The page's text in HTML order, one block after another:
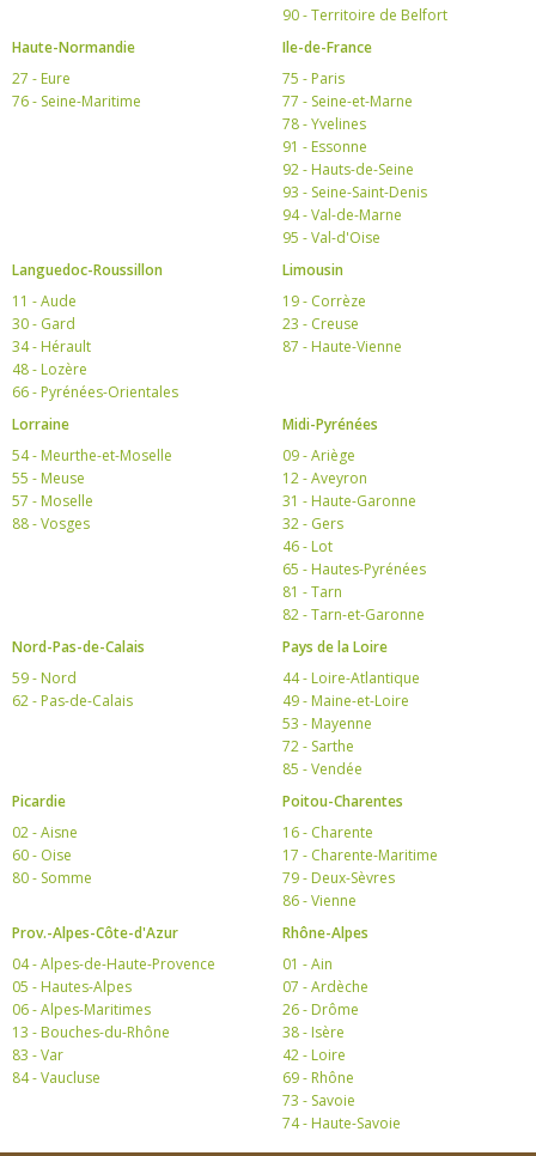
90 - Territoire de Belfort
Haute-Normandie
27 - Eure
76 - Seine-Maritime
Ile-de-France
75 - Paris
77 - Seine-et-Marne
78 - Yvelines
91 - Essonne
92 - Hauts-de-Seine
93 - Seine-Saint-Denis
94 - Val-de-Marne
95 - Val-d'Oise
Languedoc-Roussillon
11 - Aude
30 - Gard
34 - Hérault
48 - Lozère
66 - Pyrénées-Orientales
Limousin
19 - Corrèze
23 - Creuse
87 - Haute-Vienne
Lorraine
54 - Meurthe-et-Moselle
55 - Meuse
57 - Moselle
88 - Vosges
Midi-Pyrénées
09 - Ariège
12 - Aveyron
31 - Haute-Garonne
32 - Gers
46 - Lot
65 - Hautes-Pyrénées
81 - Tarn
82 - Tarn-et-Garonne
Nord-Pas-de-Calais
59 - Nord
62 - Pas-de-Calais
Pays de la Loire
44 - Loire-Atlantique
49 - Maine-et-Loire
53 - Mayenne
72 - Sarthe
85 - Vendée
Picardie
02 - Aisne
60 - Oise
80 - Somme
Poitou-Charentes
16 - Charente
17 - Charente-Maritime
79 - Deux-Sèvres
86 - Vienne
Prov.-Alpes-Côte-d'Azur
04 - Alpes-de-Haute-Provence
05 - Hautes-Alpes
06 - Alpes-Maritimes
13 - Bouches-du-Rhône
83 - Var
84 - Vaucluse
Rhône-Alpes
01 - Ain
07 - Ardèche
26 - Drôme
38 - Isère
42 - Loire
69 - Rhône
73 - Savoie
74 - Haute-Savoie